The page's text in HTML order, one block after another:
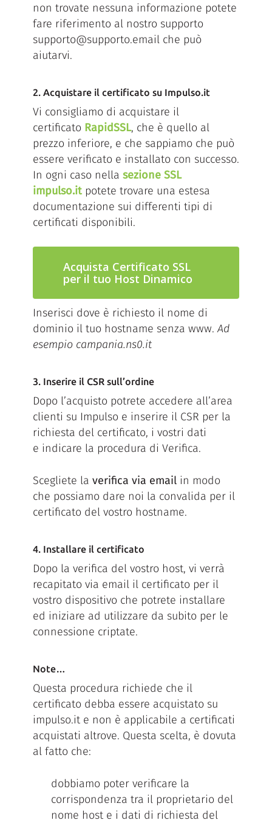
non trovate nessuna informazione potete
fare riferimento al nostro supporto
supporto@supporto.email che può
aiutarvi.
2. Acquistare il certificato su Impulso.it
Vi consigliamo di acquistare il
certificato RapidSSL, che è quello al
prezzo inferiore, e che sappiamo che può
essere verificato e installato con successo.
In ogni caso nella sezione SSL
impulso.it potete trovare una estesa
documentazione sui differenti tipi di
certificati disponibili.
Acquista Certificato SSL
per il tuo Host Dinamico
Inserisci dove è richiesto il nome di
dominio il tuo hostname senza www.Ad
esempio campania.ns0.it
3. Inserire il CSR sull’ordine
Dopo l’acquisto potrete accedere all’area
clienti su Impulso e inserire il CSR per la
richiesta del certificato, i vostri dati
e indicare la procedura di Verifica.
Scegliete la verifica via email in modo
che possiamo dare noi la convalida per il
certificato del vostro hostname.
4. Installare il certificato
Dopo la verifica del vostro host, vi verrà
recapitato via email il certificato per il
vostro dispositivo che potrete installare
ed iniziare ad utilizzare da subito per le
connessione criptate.
Note…
Questa procedura richiede che il
certificato debba essere acquistato su
impulso.it e non è applicabile a certificati
acquistati altrove. Questa scelta, è dovuta
al fatto che:
dobbiamo poter verificare la
corrispondenza tra il proprietario del
nome host e i dati di richiesta del